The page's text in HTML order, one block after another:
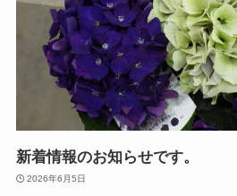
新着情報のお知らせです。
2026年6月5日